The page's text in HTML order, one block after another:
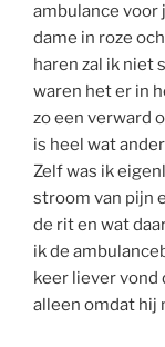
ambulance voor
dame in roze
haren zal ik niet
waren het er in
zo een verward
is heel wat
Zelf was ik
stroom van pijn
de rit en wat
ik de
keer liever vond
alleen omdat hij